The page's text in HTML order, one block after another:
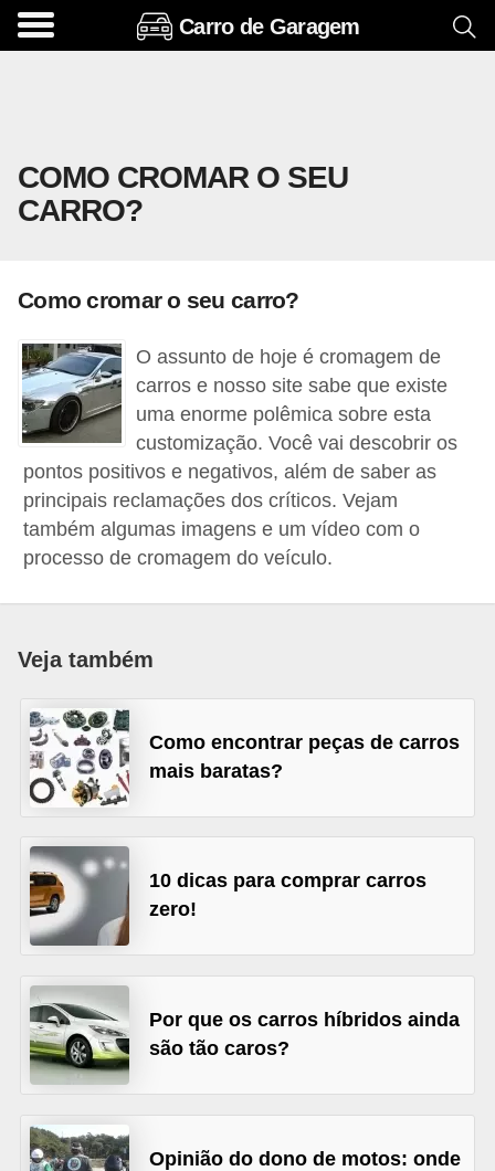
Carro de Garagem
COMO CROMAR O SEU
CARRO?
Como cromar o seu carro?
O assunto de hoje é cromagem de
carros e nosso site sabe que existe
uma enorme polêmica sobre esta
customização. Você vai descobrir os
pontos positivos e negativos, além de saber as
principais reclamações dos críticos. Vejam
também algumas imagens e um vídeo com o
processo de cromagem do veículo.
Veja também
Como encontrar peças de carros
mais baratas?
10 dicas para comprar carros
zero!
Por que os carros híbridos ainda
são tão caros?
Opinião do dono de motos: onde
A
s
ó
o
s
e
o
p
c
i
o
a
s
A
u
t
m
ó
v
e
i
s
e
v
e
í